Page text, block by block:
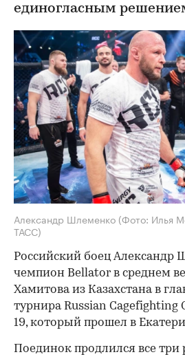
единогласным
Александр Шлеменко (Фото: Илья
ТАСС)
Российский боец
чемпион Bellator в среднем
Хамитова из Казахстана в
турнира Russian Cagefighting
19, который прошел в
Поединок продлился все три